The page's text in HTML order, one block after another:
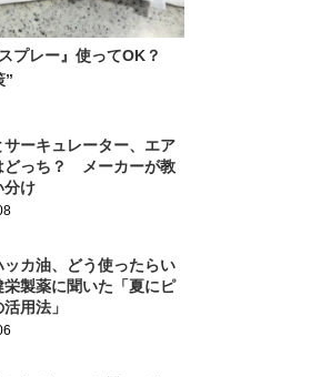
プレー』使ってOK？
”
サーキュレーター、エア
どっち？ メーカーが教
分け
ッカ油、どう使ったらい
製薬に聞いた「夏にピ
用法」